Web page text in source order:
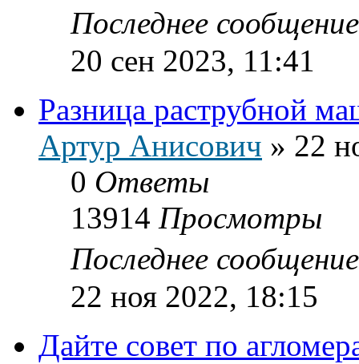
Последнее
20 сен 2023, 11:41
Разница раструбной
Артур Анисович » 22
0 Ответы
13914 Просмотры
Последнее
22 ноя 2022, 18:15
Дайте совет по